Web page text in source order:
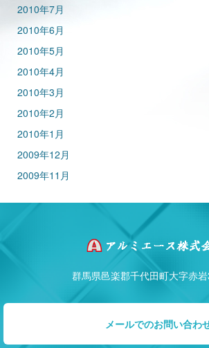
2010年7月
2010年6月
2010年5月
2010年4月
2010年3月
2010年2月
2010年1月
2009年12月
2009年11月
群馬県邑楽郡千代田町大字赤
メールでのお問い合わ